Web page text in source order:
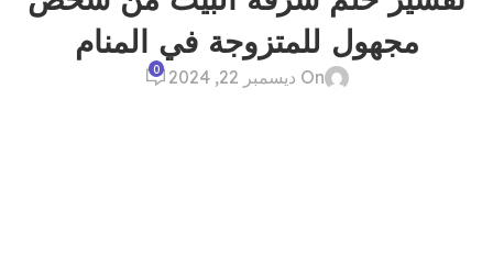
مجهول للمتزوجة في المنام
On ديسمبر 22, 2024 0